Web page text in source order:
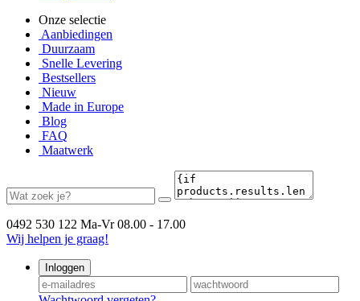
Onze selectie
Aanbiedingen
Duurzaam
Snelle Levering
Bestsellers
Nieuw
Made in Europe
Blog
FAQ
Maatwerk
0492 530 122 Ma-Vr 08.00 - 17.00
Wij helpen je graag!
Inloggen